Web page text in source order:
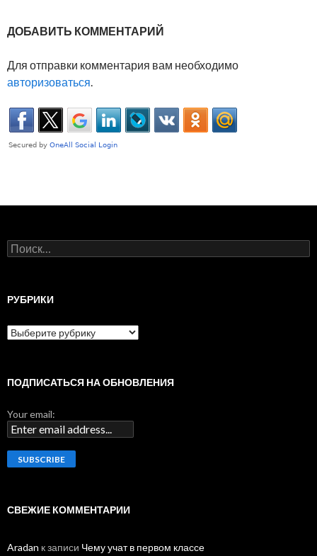
ДОБАВИТЬ КОММЕНТАРИЙ
Для отправки комментария вам необходимо
авторизоваться.
Н
а
и
РУБРИКИ
Р
у
и
ПОДПИСАТЬСЯ НА ОБНОВЛЕНИЯ
Your email:
СВЕЖИЕ КОММЕНТАРИИ
Aradan к записи Чему учат в первом классе